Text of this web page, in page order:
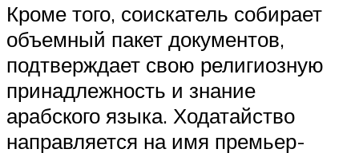
Кроме того, соискатель собирает
объемный пакет документов,
подтверждает свою религиозную
принадлежность и знание
арабского языка. Ходатайство
направляется на имя премьер-